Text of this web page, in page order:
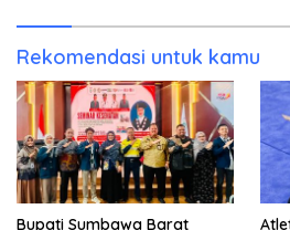
Rekomendasi untuk kamu
Bupati Sumbawa Barat